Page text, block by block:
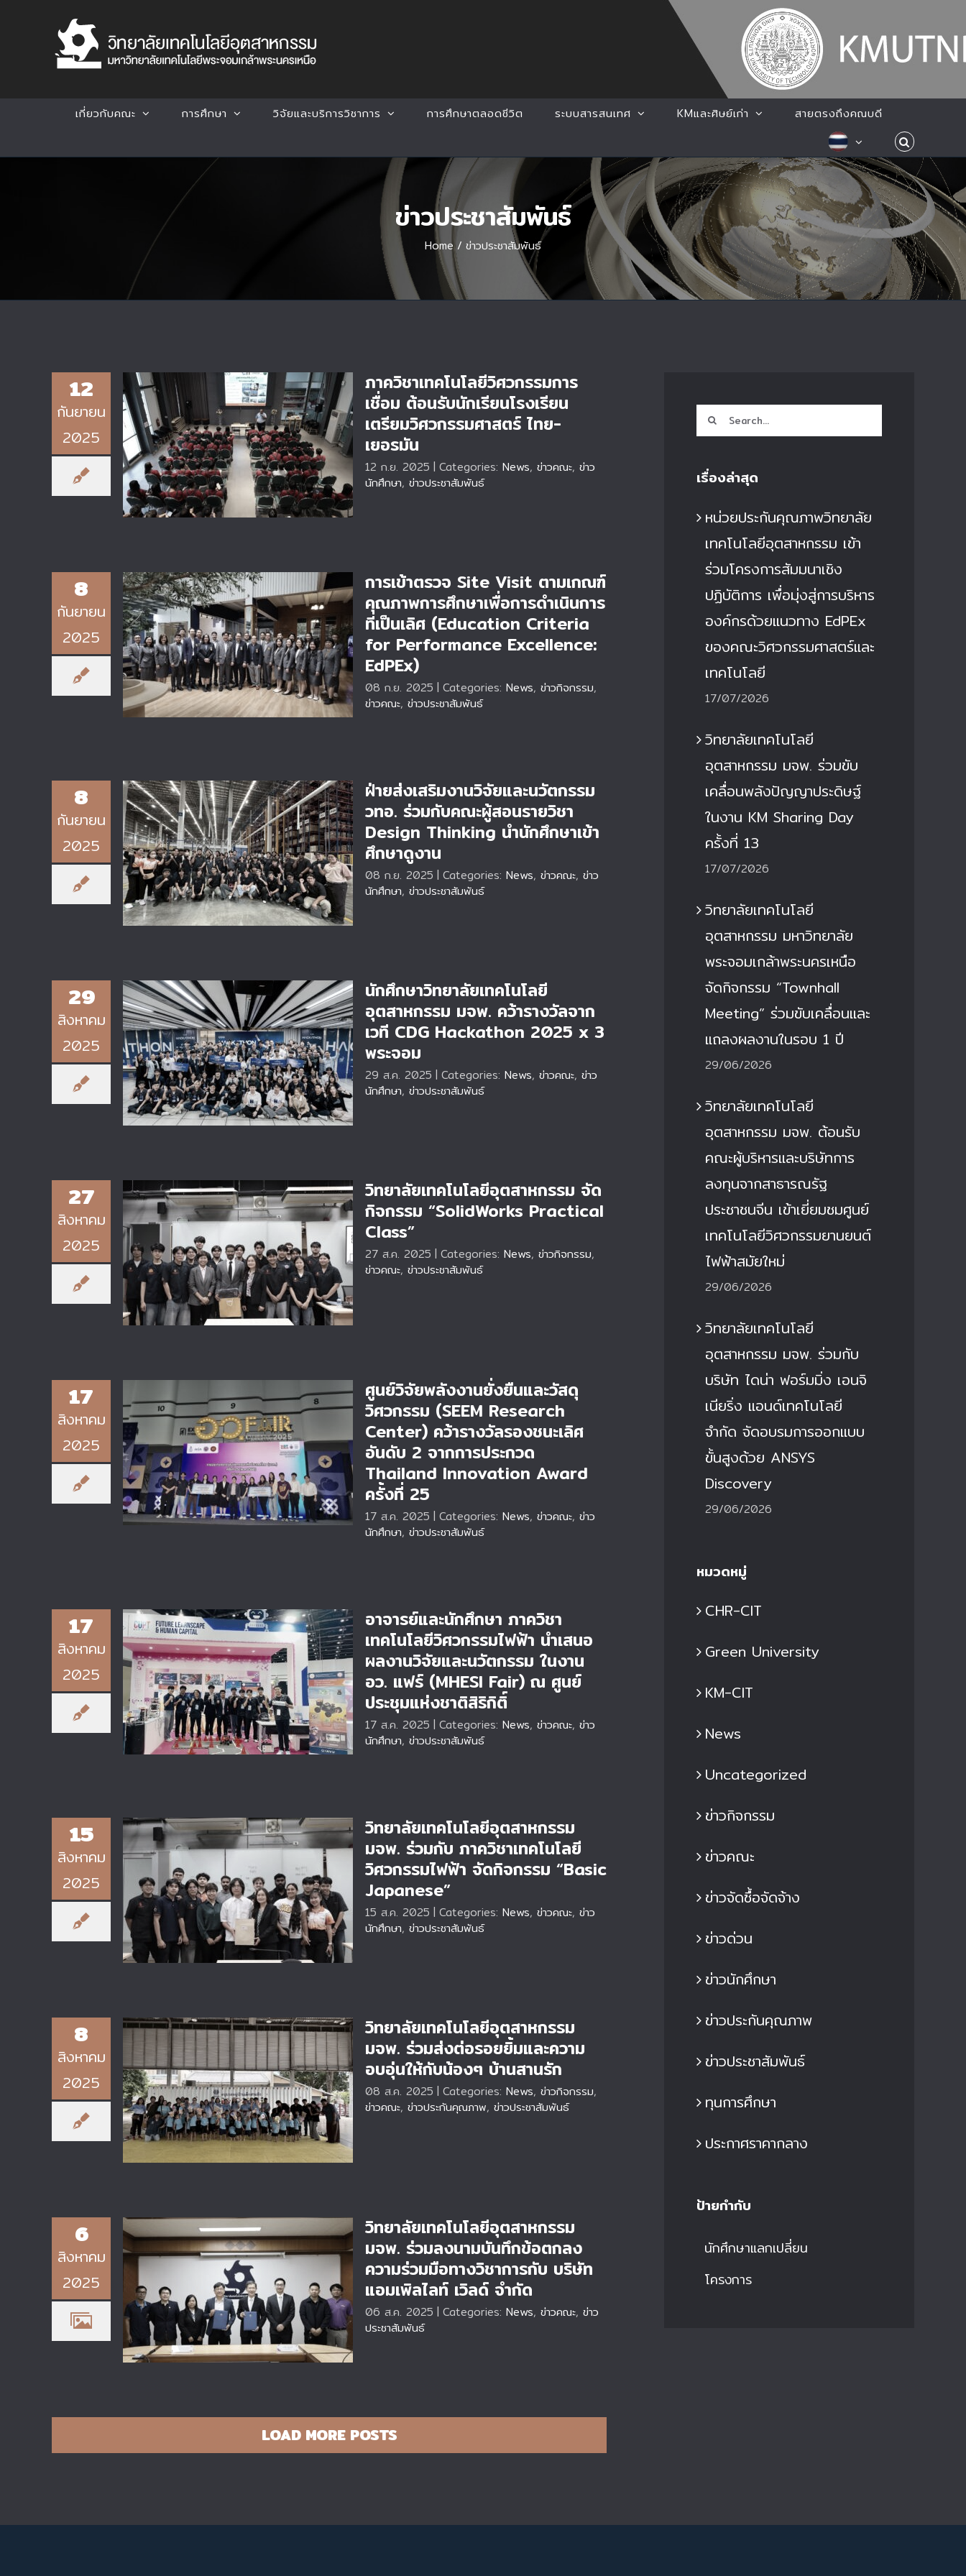
เกี่ยวกับคณะ การศึกษา วิจัยและบริการวิชาการ การศึกษาตลอดชีวิต ระบบสารสนเทศ KMและศิษย์เก่า สายตรงถึงคณบดี
ข่าวประชาสัมพันธ์
Home / ข่าวประชาสัมพันธ์
12
กันยายน
2025
ภาควิชาเทคโนโลยีวิศวกรรมการเชื่อม
ต้อนรับนักเรียนโรงเรียนเตรียม
วิศวกรรมศาสตร์ ไทย-เยอรมัน
ภาควิชาเทคโนโลยีวิศวกรรมการ
เชื่อม ต้อนรับนักเรียนโรงเรียน
เตรียมวิศวกรรมศาสตร์ ไทย-
เยอรมัน
12 ก.ย. 2025 | Categories: News, ข่าวคณะ, ข่าว
นักศึกษา, ข่าวประชาสัมพันธ์
8
กันยายน
2025
การเข้าตรวจ Site Visit ตามเกณฑ์
คุณภาพการศึกษาเพื่อการดำเนินการที่
เป็นเลิศ (Education Criteria for
Performance Excellence: EdPEx)
การเข้าตรวจ Site Visit ตามเกณฑ์
คุณภาพการศึกษาเพื่อการดำเนินการ
ที่เป็นเลิศ (Education Criteria
for Performance Excellence:
EdPEx)
08 ก.ย. 2025 | Categories: News, ข่าวกิจกรรม,
ข่าวคณะ, ข่าวประชาสัมพันธ์
8
กันยายน
2025
ฝ่ายส่งเสริมงานวิจัยและนวัตกรรม
วทอ. ร่วมกับคณะผู้สอนรายวิชา
Design Thinking นำนักศึกษาเข้า
ศึกษาดูงาน
ฝ่ายส่งเสริมงานวิจัยและนวัตกรรม
วทอ. ร่วมกับคณะผู้สอนรายวิชา
Design Thinking นำนักศึกษาเข้า
ศึกษาดูงาน
08 ก.ย. 2025 | Categories: News, ข่าวคณะ, ข่าว
นักศึกษา, ข่าวประชาสัมพันธ์
29
สิงหาคม
2025
นักศึกษาวิทยาลัยเทคโนโลยี
อุตสาหกรรม มจพ. คว้ารางวัลจากเวที
CDG Hackathon 2025 x 3 พระ
จอม
นักศึกษาวิทยาลัยเทคโนโลยี
อุตสาหกรรม มจพ. คว้ารางวัลจาก
เวที CDG Hackathon 2025 x 3
พระจอม
29 ส.ค. 2025 | Categories: News, ข่าวคณะ, ข่าว
นักศึกษา, ข่าวประชาสัมพันธ์
27
สิงหาคม
2025
วิทยาลัยเทคโนโลยีอุตสาหกรรม จัด
กิจกรรม “SolidWorks Practical
Class”
วิทยาลัยเทคโนโลยีอุตสาหกรรม จัด
กิจกรรม “SolidWorks Practical
Class”
27 ส.ค. 2025 | Categories: News, ข่าวกิจกรรม,
ข่าวคณะ, ข่าวประชาสัมพันธ์
17
สิงหาคม
2025
ศูนย์วิจัยพลังงานยั่งยืนและวัสดุ
วิศวกรรม (SEEM Research
Center) คว้ารางวัลรองชนะเลิศอันดับ
2 จากการประกวด Thailand
Innovation Award ครั้งที่ 25
ศูนย์วิจัยพลังงานยั่งยืนและวัสดุ
วิศวกรรม (SEEM Research
Center) คว้ารางวัลรองชนะเลิศ
อันดับ 2 จากการประกวด
Thailand Innovation Award
ครั้งที่ 25
17 ส.ค. 2025 | Categories: News, ข่าวคณะ, ข่าว
นักศึกษา, ข่าวประชาสัมพันธ์
17
สิงหาคม
2025
อาจารย์และนักศึกษา ภาควิชาเทคโนโลยี
วิศวกรรมไฟฟ้า นำเสนอผลงานวิจัยและ
นวัตกรรม ในงาน อว. แฟร์ (MHESI
Fair) ณ ศูนย์ประชุมแห่งชาติสิริกิติ์
อาจารย์และนักศึกษา ภาควิชา
เทคโนโลยีวิศวกรรมไฟฟ้า นำเสนอ
ผลงานวิจัยและนวัตกรรม ในงาน
อว. แฟร์ (MHESI Fair) ณ ศูนย์
ประชุมแห่งชาติสิริกิติ์
17 ส.ค. 2025 | Categories: News, ข่าวคณะ, ข่าว
นักศึกษา, ข่าวประชาสัมพันธ์
15
สิงหาคม
2025
วิทยาลัยเทคโนโลยีอุตสาหกรรม มจพ.
ร่วมกับ ภาควิชาเทคโนโลยีวิศวกรรม
ไฟฟ้า จัดกิจกรรม “Basic Japanese”
วิทยาลัยเทคโนโลยีอุตสาหกรรม
มจพ. ร่วมกับ ภาควิชาเทคโนโลยี
วิศวกรรมไฟฟ้า จัดกิจกรรม “Basic
Japanese”
15 ส.ค. 2025 | Categories: News, ข่าวคณะ, ข่าว
นักศึกษา, ข่าวประชาสัมพันธ์
8
สิงหาคม
2025
วิทยาลัยเทคโนโลยีอุตสาหกรรม มจพ.
ร่วมส่งต่อรอยยิ้มและความอบอุ่นให้กับ
น้องๆ บ้านสานรัก
วิทยาลัยเทคโนโลยีอุตสาหกรรม
มจพ. ร่วมส่งต่อรอยยิ้มและความ
อบอุ่นให้กับน้องๆ บ้านสานรัก
08 ส.ค. 2025 | Categories: News, ข่าวกิจกรรม,
ข่าวคณะ, ข่าวประกันคุณภาพ, ข่าวประชาสัมพันธ์
6
สิงหาคม
2025
วิทยาลัยเทคโนโลยีอุตสาหกรรม มจพ.
ร่วมลงนามบันทึกข้อตกลงความร่วมมือ
ทางวิชาการกับ บริษัท แอมเพิลไลท์
เวิลด์ จำกัด
วิทยาลัยเทคโนโลยีอุตสาหกรรม
มจพ. ร่วมลงนามบันทึกข้อตกลง
ความร่วมมือทางวิชาการกับ บริษัท
แอมเพิลไลท์ เวิลด์ จำกัด
06 ส.ค. 2025 | Categories: News, ข่าวคณะ, ข่าว
ประชาสัมพันธ์
LOAD MORE POSTS
Search
for:
เรื่องล่าสุด
หน่วยประกันคุณภาพวิทยาลัย
เทคโนโลยีอุตสาหกรรม เข้า
ร่วมโครงการสัมมนาเชิง
ปฏิบัติการ เพื่อมุ่งสู่การบริหาร
องค์กรด้วยแนวทาง EdPEx
ของคณะวิศวกรรมศาสตร์และ
เทคโนโลยี
17/07/2026
วิทยาลัยเทคโนโลยี
อุตสาหกรรม มจพ. ร่วมขับ
เคลื่อนพลังปัญญาประดิษฐ์
ในงาน KM Sharing Day
ครั้งที่ 13
17/07/2026
วิทยาลัยเทคโนโลยี
อุตสาหกรรม มหาวิทยาลัย
พระจอมเกล้าพระนครเหนือ
จัดกิจกรรม “Townhall
Meeting” ร่วมขับเคลื่อนและ
แถลงผลงานในรอบ 1 ปี
29/06/2026
วิทยาลัยเทคโนโลยี
อุตสาหกรรม มจพ. ต้อนรับ
คณะผู้บริหารและบริษัทการ
ลงทุนจากสาธารณรัฐ
ประชาชนจีน เข้าเยี่ยมชมศูนย์
เทคโนโลยีวิศวกรรมยานยนต์
ไฟฟ้าสมัยใหม่
29/06/2026
วิทยาลัยเทคโนโลยี
อุตสาหกรรม มจพ. ร่วมกับ
บริษัท ไดน่า ฟอร์มมิ่ง เอนจิ
เนียริ่ง แอนด์เทคโนโลยี
จำกัด จัดอบรมการออกแบบ
ขั้นสูงด้วย ANSYS
Discovery
29/06/2026
หมวดหมู่
CHR-CIT
Green University
KM-CIT
News
Uncategorized
ข่าวกิจกรรม
ข่าวคณะ
ข่าวจัดซื้อจัดจ้าง
ข่าวด่วน
ข่าวนักศึกษา
ข่าวประกันคุณภาพ
ข่าวประชาสัมพันธ์
ทุนการศึกษา
ประกาศราคากลาง
ป้ายกำกับ
นักศึกษาแลกเปลี่ยน
โครงการ